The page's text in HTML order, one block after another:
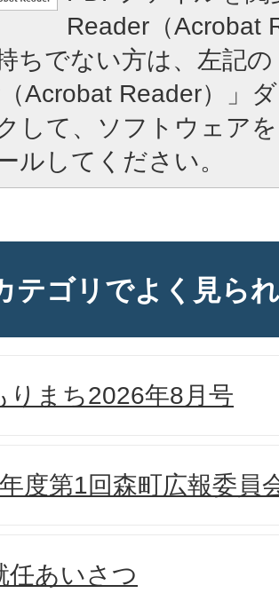
Reader（Acrobat
ちでない方は、左記
Acrobat Reader）」
して、ソフトウェア
ルしてください。
テゴリでよく見ら
りまち2026年8月号
度第1回森町広報委員
任あいさつ